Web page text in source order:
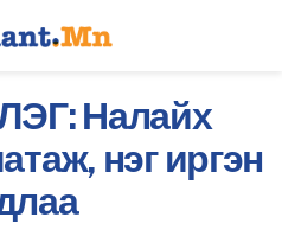
Налайх
нэг иргэн